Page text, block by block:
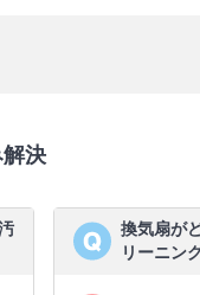
決
換気扇が
リーニン